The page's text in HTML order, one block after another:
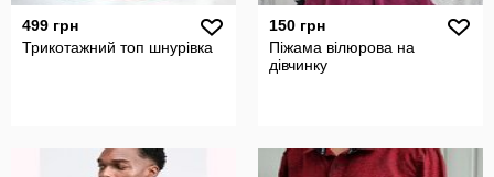
499 грн
Трикотажний топ шнурівка
150 грн
Піжама вілюрова на
дівчинку